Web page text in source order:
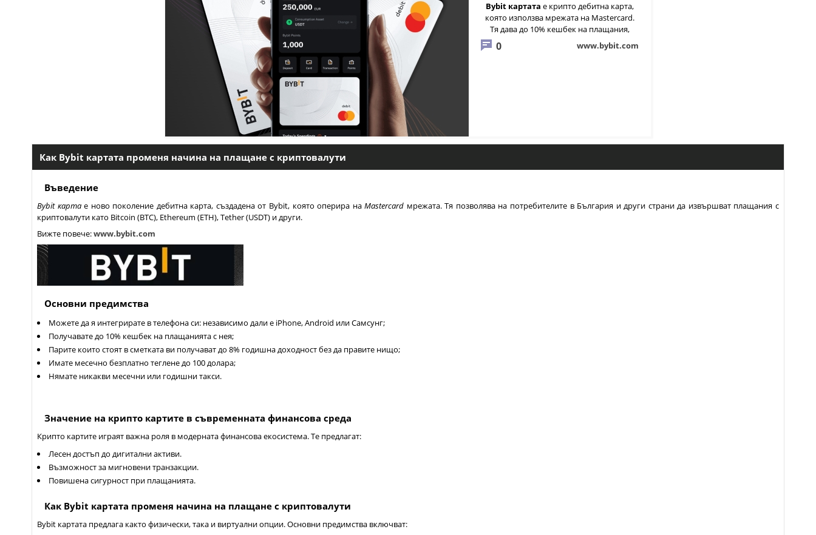
Bybit картата е крипто дебитна карта,
която използва мрежата на Mastercard.
Тя дава до 10% кешбек на плащания,
напълно лесна интеграция в Айфон и
Андроид.
www.bybit.com
0
Как Bybit картата променя начина на плащане с криптовалути
Въведение
Bybit картае ново поколение дебитна карта, създадена от Bybit, която оперира наMastercard мрежата. Тя позволява на потребителите в България и други страни да извършват плащания с
криптовалути като Bitcoin (BTC), Ethereum (ETH), Tether (USDT) и други.
Вижте повече:www.bybit.com
Основни предимства
Можете да я интегрирате в телефона си: независимо дали е iPhone, Android или Самсунг;
Получавате до 10% кешбек на плащанията с нея;
Парите които стоят в сметката ви получават до 8% годишна доходност без да правите нищо;
Имате месечно безплатно теглене до 100 долара;
Нямате никакви месечни или годишни такси.
Значение на крипто картите в съвременната финансова среда
Крипто картите играят важна роля в модерната финансова екосистема. Те предлагат:
Лесен достъп до дигитални активи.
Възможност за мигновени транзакции.
Повишена сигурност при плащанията.
Как Bybit картата променя начина на плащане с криптовалути
Bybit картата предлага както физически, така и виртуални опции. Основни предимства включват: